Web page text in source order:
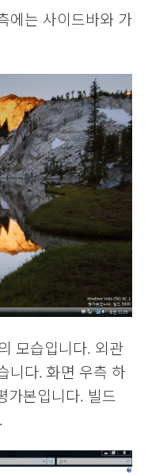
에는 사이드바와 가
모습입니다. 외관
니다. 화면 우측 하
가본입니다. 빌드